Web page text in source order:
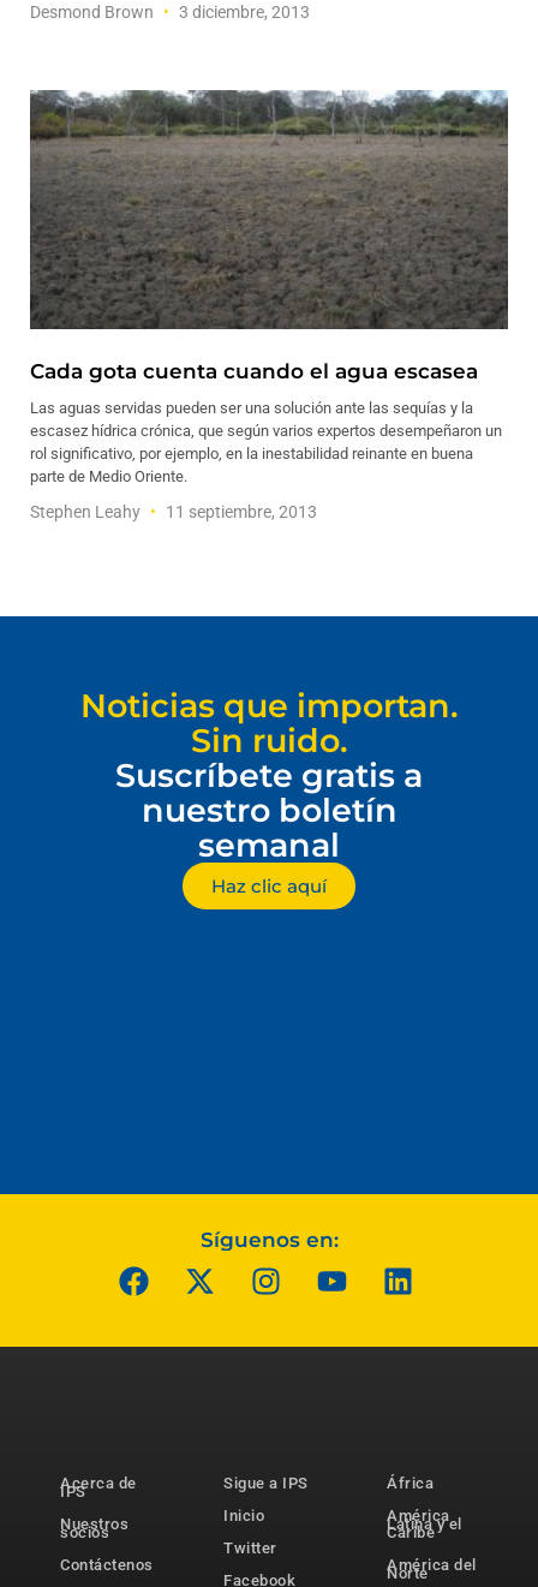
Desmond Brown 3 diciembre, 2013
Cada gota cuenta cuando el agua escasea
Las aguas servidas pueden ser una solución ante las sequías y la
escasez hídrica crónica, que según varios expertos desempeñaron un
rol significativo, por ejemplo, en la inestabilidad reinante en buena
parte de Medio Oriente.
Stephen Leahy 11 septiembre, 2013
Noticias que importan.
Sin ruido.
Suscríbete gratis a
nuestro boletín
semanal
Haz clic aquí
Síguenos en:
Acerca de
IPS
Nuestros
socios
Contáctenos
Sigue a IPS
Inicio
Twitter
Facebook
África
América
Latina y el
Caribe
América del
Norte